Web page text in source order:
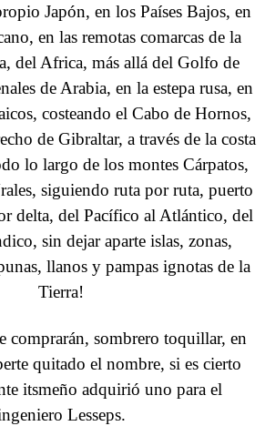
Japón, en los Países Bajos, en
en las remotas comarcas de la
del Africa, más allá del Golfo de
de Arabia, en la estepa rusa, en
costeando el Cabo de Hornos,
de Gibraltar, a través de la costa
lo largo de los montes Cárpatos,
siguiendo ruta por ruta, puerto
delta, del Pacífico al Atlántico, del
sin dejar aparte islas, zonas,
llanos y pampas ignotas de la
Tierra!
comprarán, sombrero toquillar, en
quitado el nombre, si es cierto
itsmeño adquirió uno para el
Lesseps.